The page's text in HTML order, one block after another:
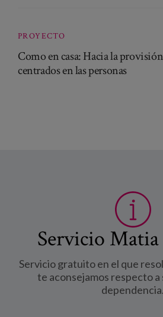
PROYECTO
Como en casa: Hacia la
centrados en las personas
Servicio
Servicio gratuito en el que
te aconsejamos respecto
dependencia.